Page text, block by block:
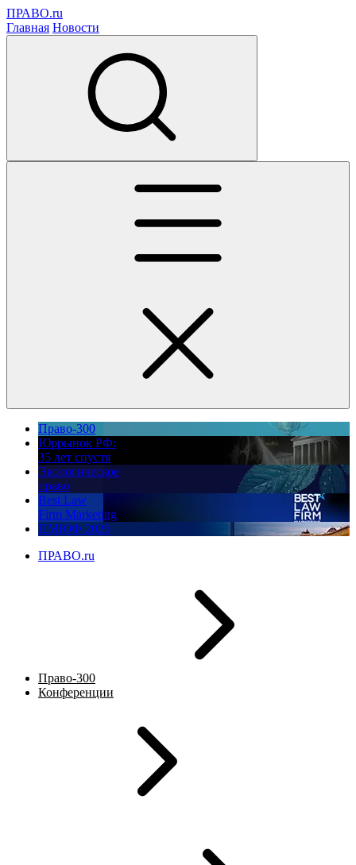
ПРАВО.ru
Главная Новости
Право-300
Юррынок РФ:
35 лет спустя
Экологическое
право
Best Law
Firm Marketing
ПМЮФ 2026
ПРАВО.ru
Право-300
Конференции